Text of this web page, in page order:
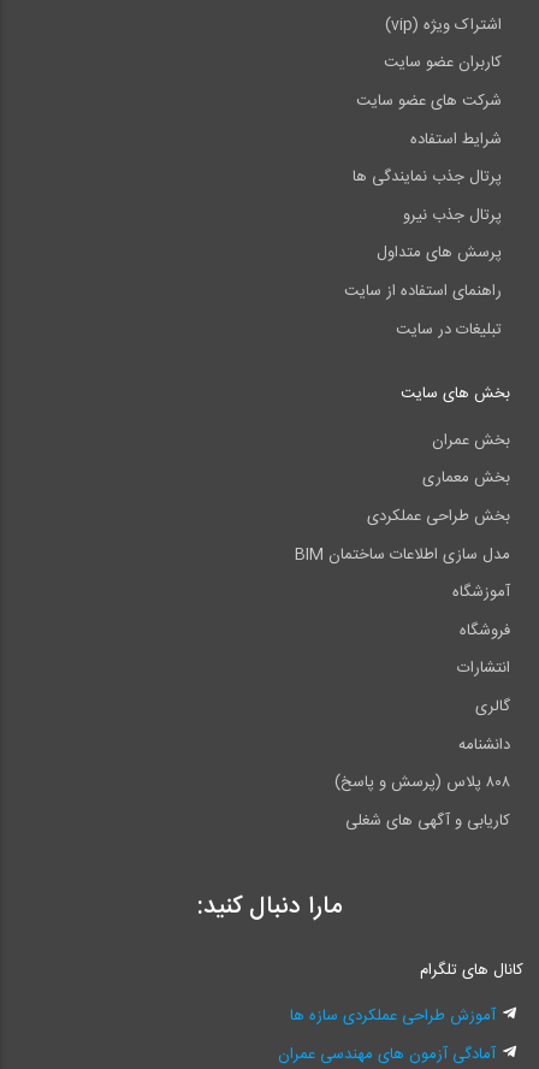
اشتراک ویژه (vip)
کاربران عضو سایت
شرکت های عضو سایت
شرایط استفاده
پرتال جذب نمایندگی ها
پرتال جذب نیرو
پرسش های متداول
راهنمای استفاده از سایت
تبلیغات در سایت
بخش های سایت
بخش عمران
بخش معماری
بخش طراحی عملکردی
مدل سازی اطلاعات ساختمان BIM
آموزشگاه
فروشگاه
انتشارات
گالری
دانشنامه
۸۰۸ پلاس (پرسش و پاسخ)
کاریابی و آگهی های شغلی
مارا دنبال کنید:
کانال های تلگرام
آموزش طراحی عملکردی سازه ها
آمادگی آزمون های مهندسی عمران